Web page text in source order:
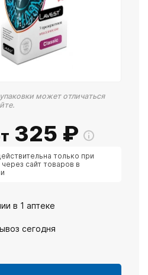
может отличаться
325 ₽
только при
через сайт товаров в
в 1 аптеке
сегодня